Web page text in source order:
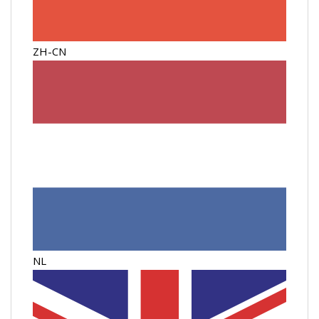
ZH-CN
NL